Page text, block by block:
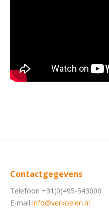
Contactgegevens
Telefoon +31(0)495-543000
E-mail info@verkoelen.nl